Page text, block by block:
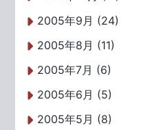
2005年9月 (24)
2005年8月 (11)
2005年7月 (6)
2005年6月 (5)
2005年5月 (8)